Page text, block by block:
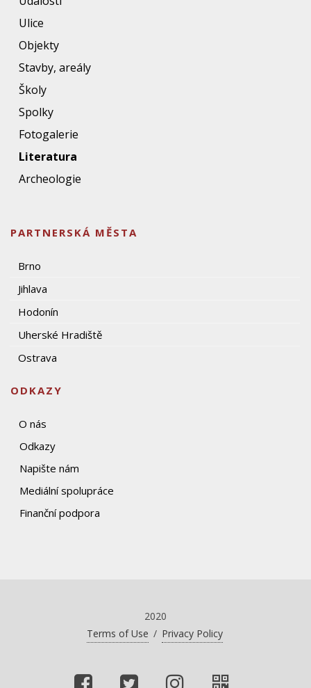
Ulice
Objekty
Stavby, areály
Školy
Spolky
Fotogalerie
Literatura
Archeologie
PARTNERSKÁ MĚSTA
Brno
Jihlava
Hodonín
Uherské Hradiště
Ostrava
ODKAZY
O nás
Odkazy
Napište nám
Mediální spolupráce
Finanční podpora
2020
Terms of Use / Privacy Policy